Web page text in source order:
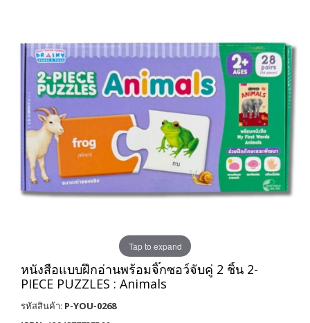
Tap to expand
หนังสือแบบฝึกอ่านพร้อมจิ๊กซอว์จับคู่ 2 ชิ้น 2-
PIECE PUZZLES : Animals
รหัสสินค้า: P-YOU-0268